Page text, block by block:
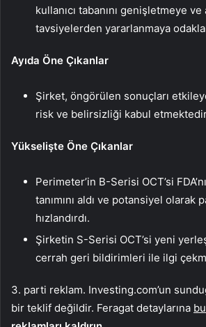
kullanıcı tabanını genişletmeye ve
tavsiyelerden yararlanmaya
Ayıda Öne Çıkanlar
Şirket, öngörülen sonuçları
risk ve belirsizliği kabul
Yükselişte Öne Çıkanlar
Perimeter’in B-Serisi OCT’si
tanımını aldı ve potansiyel olarak
hızlandırdı.
Şirketin S-Serisi OCT’si yeni
cerrah geri bildirimleri ile ilgi
3. parti reklam. Investing.com’un
bir teklif değildir. Feragat detaylarına